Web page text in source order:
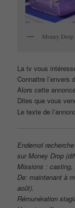
Money Drop
La tv vous
Connaitre l’envers
Alors cette
Dites que vous
Le texte de
Endemol
sur Money Drop
Missions : casting,
De: maintenant à
août).
Rémunération